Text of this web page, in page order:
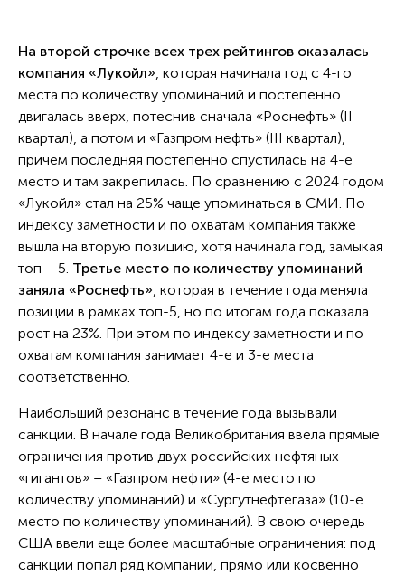
На второй строчке всех трех рейтингов оказалась
компания «Лукойл», которая начинала год с 4-го
места по количеству упоминаний и постепенно
двигалась вверх, потеснив сначала «Роснефть» (II
квартал), а потом и «Газпром нефть» (III квартал),
причем последняя постепенно спустилась на 4-е
место и там закрепилась. По сравнению с 2024 годом
«Лукойл» стал на 25% чаще упоминаться в СМИ. По
индексу заметности и по охватам компания также
вышла на вторую позицию, хотя начинала год, замыкая
топ – 5. Третье место по количеству упоминаний
заняла «Роснефть», которая в течение года меняла
позиции в рамках топ-5, но по итогам года показала
рост на 23%. При этом по индексу заметности и по
охватам компания занимает 4-е и 3-е места
соответственно.
Наибольший резонанс в течение года вызывали
санкции. В начале года Великобритания ввела прямые
ограничения против двух российских нефтяных
«гигантов» – «Газпром нефти» (4-е место по
количеству упоминаний) и «Сургутнефтегаза» (10-е
место по количеству упоминаний). В свою очередь
США ввели еще более масштабные ограничения: под
санкции попал ряд компании, прямо или косвенно